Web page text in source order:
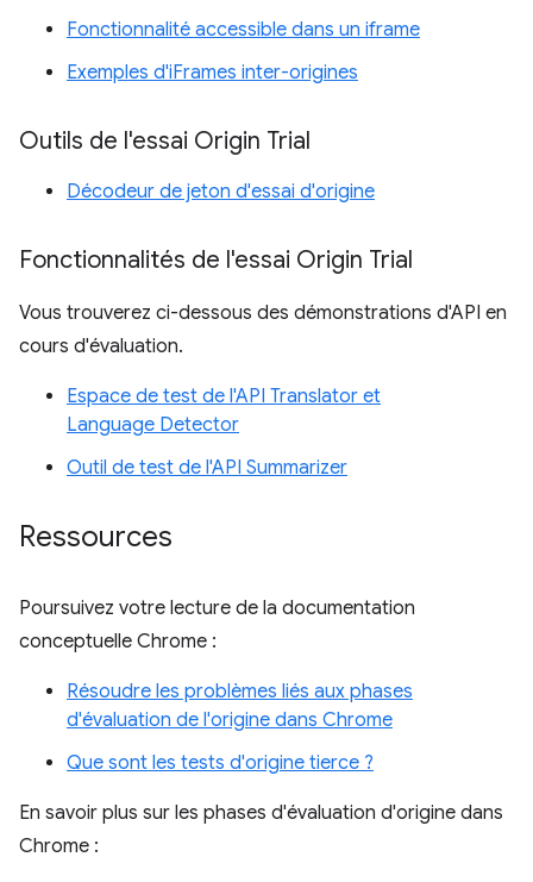
Fonctionnalité accessible dans un iframe
Exemples d'iFrames inter-origines
Outils de l'essai Origin Trial
Décodeur de jeton d'essai d'origine
Fonctionnalités de l'essai Origin Trial
Vous trouverez ci-dessous des démonstrations d'API en
cours d'évaluation.
Espace de test de l'API Translator et
Language Detector
Outil de test de l'API Summarizer
Ressources
Poursuivez votre lecture de la documentation
conceptuelle Chrome :
Résoudre les problèmes liés aux phases
d'évaluation de l'origine dans Chrome
Que sont les tests d'origine tierce ?
En savoir plus sur les phases d'évaluation d'origine dans
Chrome :